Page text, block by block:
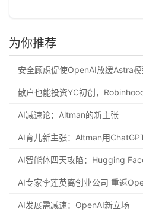
为你推荐
安全顾虑促使OpenAI放缓Astra
散户也能投资YC初创，
AI减速论：Altman的新主张
AI育儿新主张：Altman用
AI智能体四天攻陷：Hugging
AI专家李莲英离创业公司 重返
AI发展需减速：OpenAI新立场